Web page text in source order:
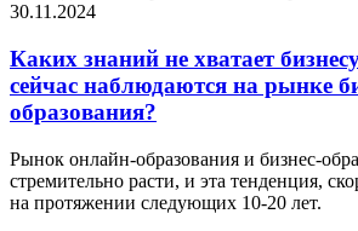
30.11.2024
Каких знаний не хватает
сейчас наблюдаются на рынке
образования?
Рынок онлайн-образования и бизнес-
стремительно расти, и эта тенденция,
на протяжении следующих 10-20 лет.